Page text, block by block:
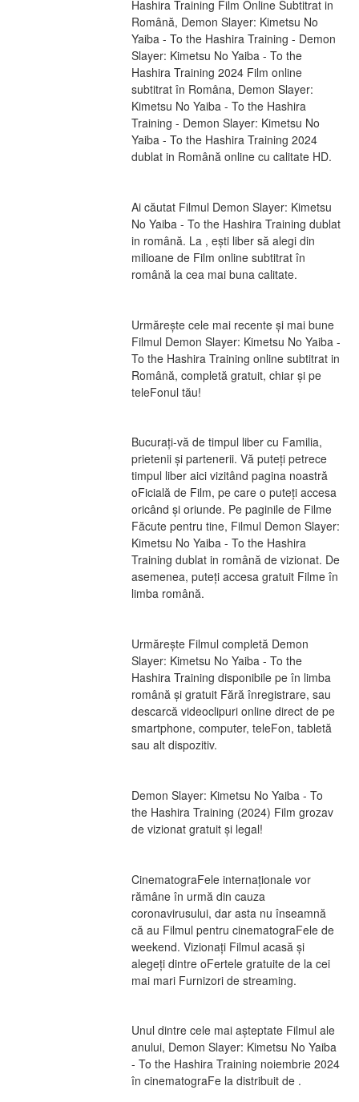
Hashira Training Film Online Subtitrat in
Română, Demon Slayer: Kimetsu No
Yaiba - To the Hashira Training - Demon
Slayer: Kimetsu No Yaiba - To the
Hashira Training 2024 Film online
subtitrat în Româna, Demon Slayer:
Kimetsu No Yaiba - To the Hashira
Training - Demon Slayer: Kimetsu No
Yaiba - To the Hashira Training 2024
dublat in Română online cu calitate HD.
Ai căutat Filmul Demon Slayer: Kimetsu
No Yaiba - To the Hashira Training dublat
in română. La , ești liber să alegi din
milioane de Film online subtitrat în
română la cea mai buna calitate.
Urmărește cele mai recente și mai bune
Filmul Demon Slayer: Kimetsu No Yaiba -
To the Hashira Training online subtitrat in
Română, completă gratuit, chiar și pe
teleFonul tău!
Bucurați-vă de timpul liber cu Familia,
prietenii și partenerii. Vă puteți petrece
timpul liber aici vizitând pagina noastră
oFicială de Film, pe care o puteți accesa
oricând și oriunde. Pe paginile de Filme
Făcute pentru tine, Filmul Demon Slayer:
Kimetsu No Yaiba - To the Hashira
Training dublat in română de vizionat. De
asemenea, puteți accesa gratuit Filme în
limba română.
Urmărește Filmul completă Demon
Slayer: Kimetsu No Yaiba - To the
Hashira Training disponibile pe în limba
română și gratuit Fără înregistrare, sau
descarcă videoclipuri online direct de pe
smartphone, computer, teleFon, tabletă
sau alt dispozitiv.
Demon Slayer: Kimetsu No Yaiba - To
the Hashira Training (2024) Film grozav
de vizionat gratuit și legal!
CinematograFele internaționale vor
rămâne în urmă din cauza
coronavirusului, dar asta nu înseamnă
că au Filmul pentru cinematograFele de
weekend. Vizionați Filmul acasă și
alegeți dintre oFertele gratuite de la cei
mai mari Furnizori de streaming.
Unul dintre cele mai așteptate Filmul ale
anului, Demon Slayer: Kimetsu No Yaiba
- To the Hashira Training noiembrie 2024
în cinematograFe la distribuit de .